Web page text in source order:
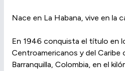
Nace en La Habana, vive en la
En 1946 conquista el título en
Centroamericanos y del Caribe
Barranquilla, Colombia, en el